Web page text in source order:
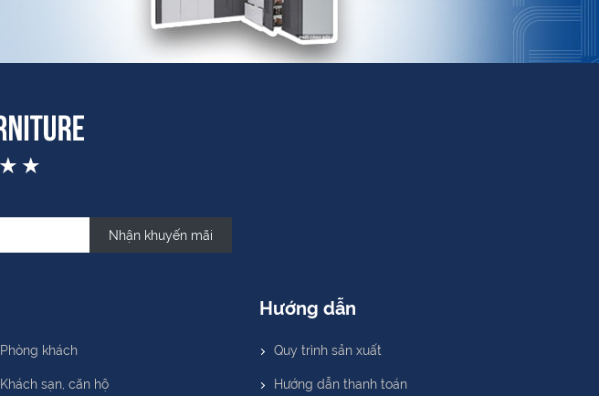
Nhận khuyến mãi
Phòng khách
Khách sạn, căn hộ
Hướng dẫn
Quy trình sản xuất
Hướng dẫn thanh toán